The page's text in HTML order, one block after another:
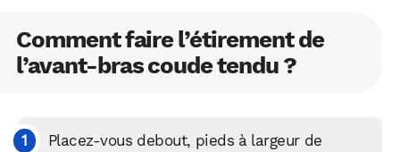
Comment faire l’étirement de
l’avant-bras coude tendu ?
Placez‑vous debout, pieds à largeur de